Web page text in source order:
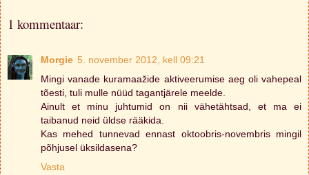
1 kommentaar:
Morgie 5. november 2012, kell 09:21
Mingi vanade kuramaažide aktiveerumise aeg oli vahepeal
tõesti, tuli mulle nüüd tagantjärele meelde.
Ainult et minu juhtumid on nii vähetähtsad, et ma ei
taibanud neid üldse rääkida.
Kas mehed tunnevad ennast oktoobris-novembris mingil
põhjusel üksildasena?
Vasta